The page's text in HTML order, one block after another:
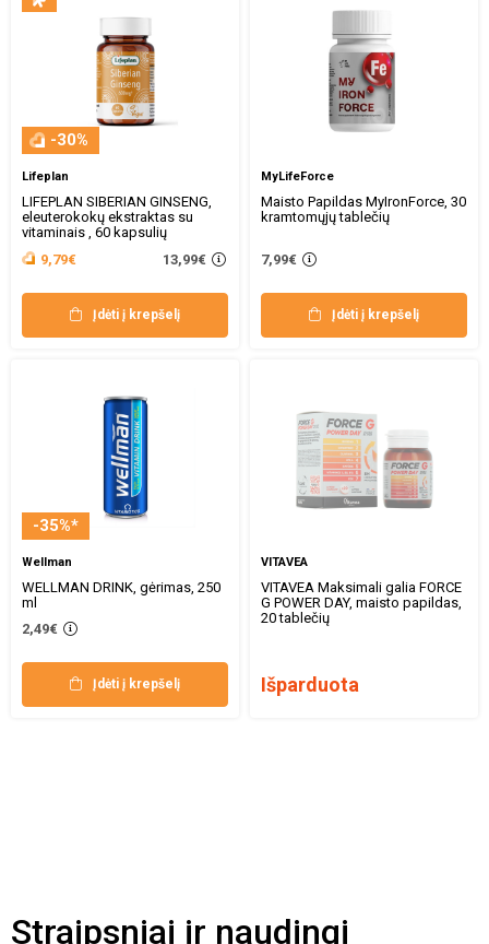
-30%
Lifeplan
LIFEPLAN SIBERIAN GINSENG,
eleuterokokų ekstraktas su
vitaminais , 60 kapsulių
9,79€
13,99€
Įdėti į krepšelį
MyLifeForce
Maisto Papildas MyIronForce, 30
kramtomųjų tablečių
7,99€
Įdėti į krepšelį
-35%*
Wellman
WELLMAN DRINK, gėrimas, 250
ml
2,49€
Įdėti į krepšelį
VITAVEA
VITAVEA Maksimali galia FORCE
G POWER DAY, maisto papildas,
20 tablečių
Išparduota
Straipsniai ir naudingi